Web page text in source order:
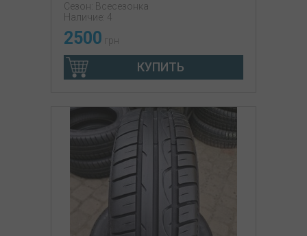
Сезон: Всесезонка
Наличие: 4
2500 грн
КУПИТЬ